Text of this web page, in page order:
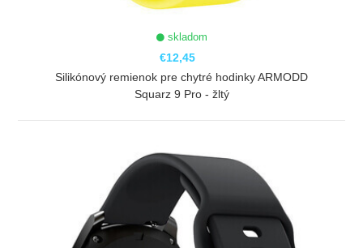
skladom
€12,45
Silikónový remienok pre chytré hodinky ARMODD
Squarz 9 Pro - žltý